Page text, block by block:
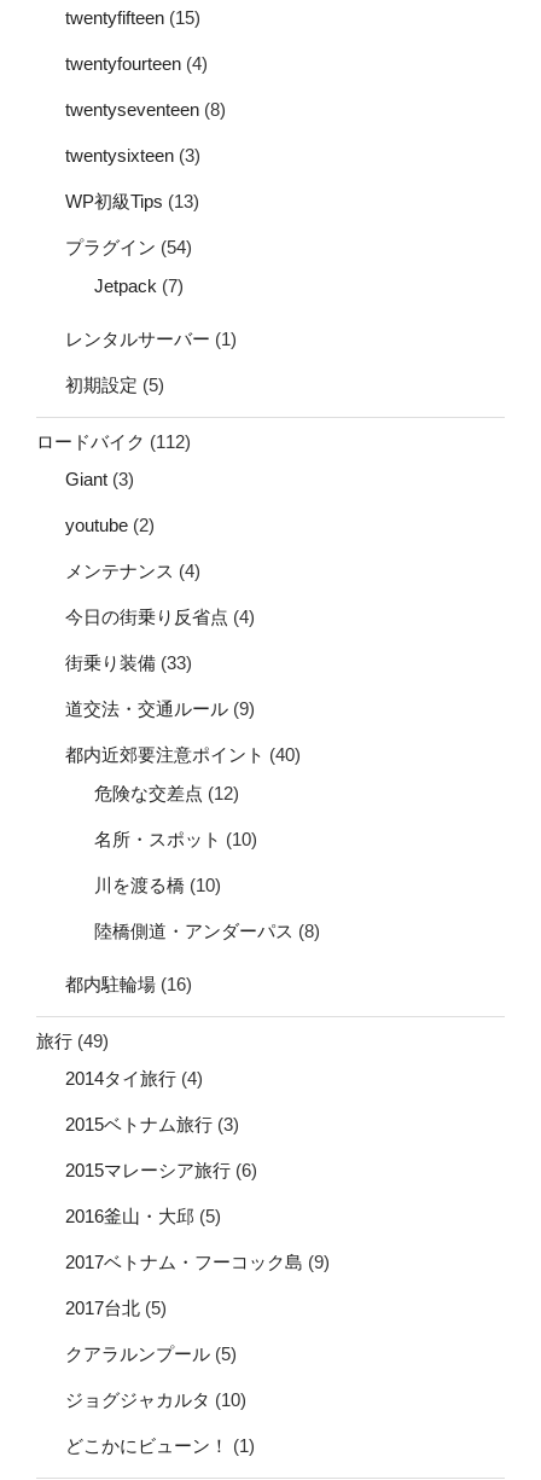
twentyfifteen (15)
twentyfourteen (4)
twentyseventeen (8)
twentysixteen (3)
WP初級Tips (13)
プラグイン (54)
Jetpack (7)
レンタルサーバー (1)
初期設定 (5)
ロードバイク (112)
Giant (3)
youtube (2)
メンテナンス (4)
今日の街乗り反省点 (4)
街乗り装備 (33)
道交法・交通ルール (9)
都内近郊要注意ポイント (40)
危険な交差点 (12)
名所・スポット (10)
川を渡る橋 (10)
陸橋側道・アンダーパス (8)
都内駐輪場 (16)
旅行 (49)
2014タイ旅行 (4)
2015ベトナム旅行 (3)
2015マレーシア旅行 (6)
2016釜山・大邱 (5)
2017ベトナム・フーコック島 (9)
2017台北 (5)
クアラルンプール (5)
ジョグジャカルタ (10)
どこかにビューン！ (1)